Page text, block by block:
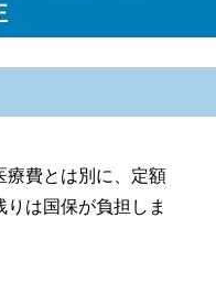
療費とは別に、定額
りは国保が負担しま